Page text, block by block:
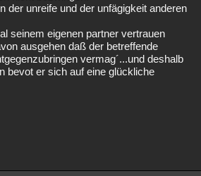
der unreife und der unfägigkeit anderen
seinem eigenen partner vertrauen
ausgehen daß der betreffende
vermag´...und deshalb
bevot er sich auf eine glückliche